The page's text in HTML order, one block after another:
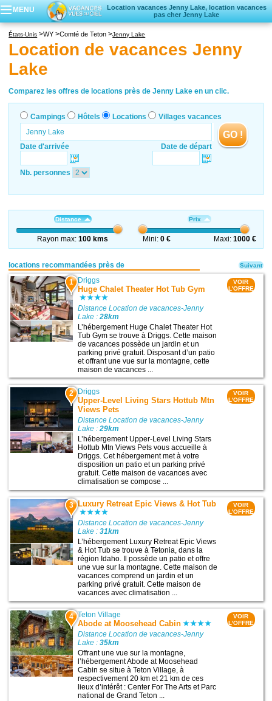
MENU
Location vacances Jenny Lake, location vacances
pas cher Jenny Lake
Locations vacances
États-Unis WY Comté de Teton Jenny Lake
Location de vacances Jenny
Lake
Comparez les offres de locations près de Jenny Lake en un clic.
Campings Hôtels Locations Villages vacances
Date d'arrivée Date de départ
GO !
Nb. personnes
Distance
Rayon max:100 kms
Prix
Mini:0 € Maxi: 1000 €
locations recommandées près de
1 Driggs
Huge Chalet Theater Hot Tub Gym
Distance Location de vacances-Jenny
Lake :28km
L’hébergement Huge Chalet Theater Hot
Tub Gym se trouve à Driggs. Cette maison
de vacances possède un jardin et un
parking privé gratuit. Disposant d’un patio
et offrant une vue sur la montagne, cette
maison de vacances ...
VOIR
L'OFFRE
2 Driggs
Upper-Level Living Stars Hottub Mtn
Views Pets
Distance Location de vacances-Jenny
Lake :29km
L’hébergement Upper-Level Living Stars
Hottub Mtn Views Pets vous accueille à
Driggs. Cet hébergement met à votre
disposition un patio et un parking privé
gratuit. Cette maison de vacances avec
climatisation se compose ...
VOIR
L'OFFRE
3 Luxury Retreat Epic Views & Hot Tub
Distance Location de vacances-Jenny
Lake :31km
L’hébergement Luxury Retreat Epic Views
& Hot Tub se trouve à Tetonia, dans la
région Idaho. Il possède un patio et offre
une vue sur la montagne. Cette maison de
vacances comprend un jardin et un
parking privé gratuit. Cette maison de
vacances avec climatisation ...
VOIR
L'OFFRE
4 Teton Village
Abode at Moosehead Cabin
Distance Location de vacances-Jenny
Lake :35km
Offrant une vue sur la montagne,
l’hébergement Abode at Moosehead
Cabin se situe à Teton Village, à
respectivement 20 km et 21 km de ces
lieux d’intérêt : Center For The Arts et Parc
national de Grand Teton ...
VOIR
L'OFFRE
Suivant